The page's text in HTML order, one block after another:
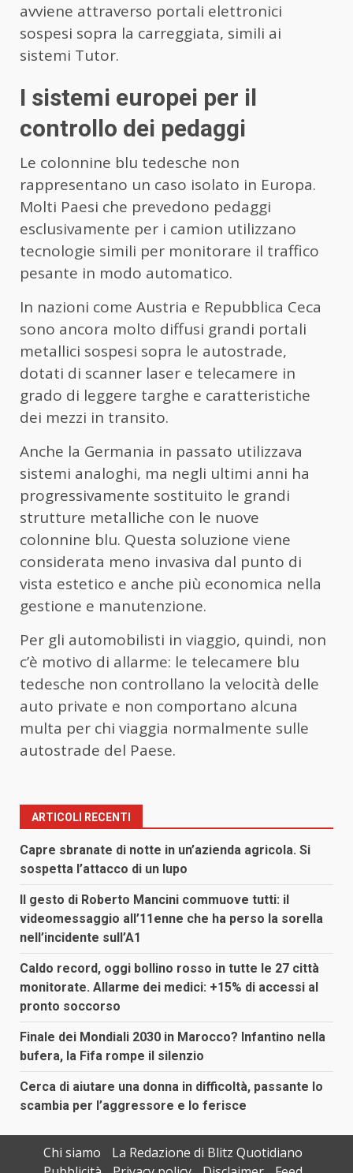
avviene attraverso portali elettronici
sospesi sopra la carreggiata, simili ai
sistemi Tutor.
I sistemi europei per il
controllo dei pedaggi
Le colonnine blu tedesche non
rappresentano un caso isolato in Europa.
Molti Paesi che prevedono pedaggi
esclusivamente per i camion utilizzano
tecnologie simili per monitorare il traffico
pesante in modo automatico.
In nazioni come Austria e Repubblica Ceca
sono ancora molto diffusi grandi portali
metallici sospesi sopra le autostrade,
dotati di scanner laser e telecamere in
grado di leggere targhe e caratteristiche
dei mezzi in transito.
Anche la Germania in passato utilizzava
sistemi analoghi, ma negli ultimi anni ha
progressivamente sostituito le grandi
strutture metalliche con le nuove
colonnine blu. Questa soluzione viene
considerata meno invasiva dal punto di
vista estetico e anche più economica nella
gestione e manutenzione.
Per gli automobilisti in viaggio, quindi, non
c’è motivo di allarme: le telecamere blu
tedesche non controllano la velocità delle
auto private e non comportano alcuna
multa per chi viaggia normalmente sulle
autostrade del Paese.
ARTICOLI RECENTI
Capre sbranate di notte in un’azienda agricola. Si
sospetta l’attacco di un lupo
Il gesto di Roberto Mancini commuove tutti: il
videomessaggio all’11enne che ha perso la sorella
nell’incidente sull’A1
Caldo record, oggi bollino rosso in tutte le 27 città
monitorate. Allarme dei medici: +15% di accessi al
pronto soccorso
Finale dei Mondiali 2030 in Marocco? Infantino nella
bufera, la Fifa rompe il silenzio
Cerca di aiutare una donna in difficoltà, passante lo
scambia per l’aggressore e lo ferisce
Chi siamo
La Redazione di Blitz Quotidiano